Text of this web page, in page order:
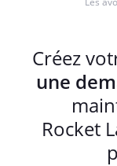
Créez
une
Rocket